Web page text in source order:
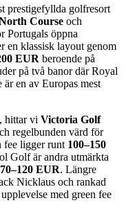
prestigefyllda golfresort
Course och
Portugals öppna
en klassisk layout genom
EUR beroende på
på två banor där Royal
en av Europas mest
hittar vi Victoria Golf
regelbunden värd för
fee ligger runt 100–150
Golf är andra utmärkta
70–120 EUR. Längre
Nicklaus och rankad
med green fee